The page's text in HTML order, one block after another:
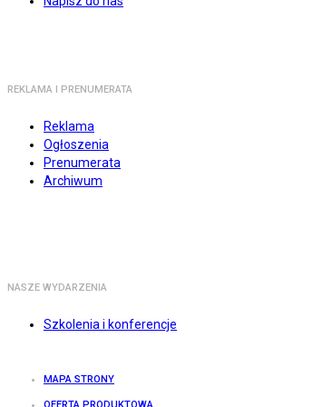
REKLAMA I PRENUMERATA
Reklama
Ogłoszenia
Prenumerata
Archiwum
NASZE WYDARZENIA
Szkolenia i konferencje
MAPA STRONY